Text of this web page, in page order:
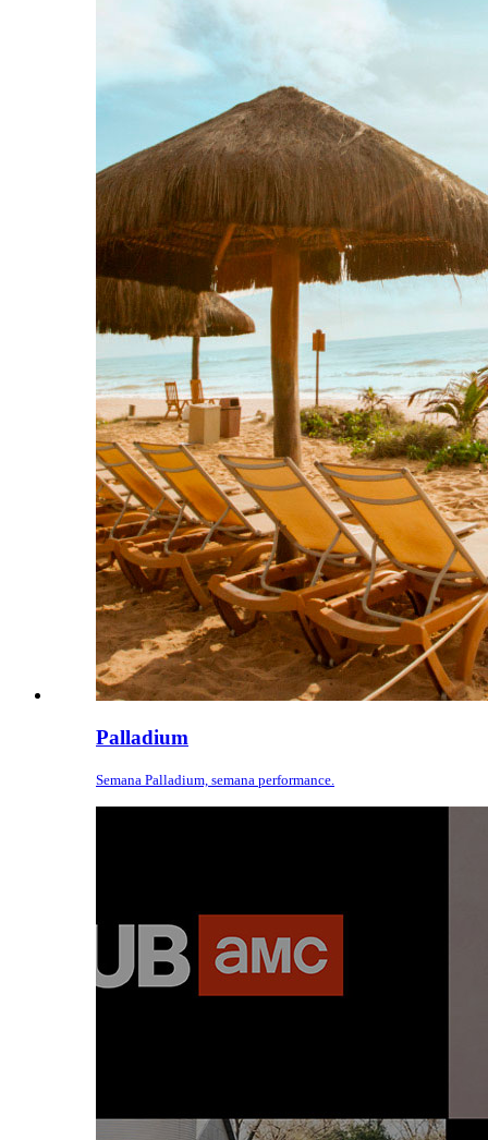
Palladium
Semana Palladium, semana performance.